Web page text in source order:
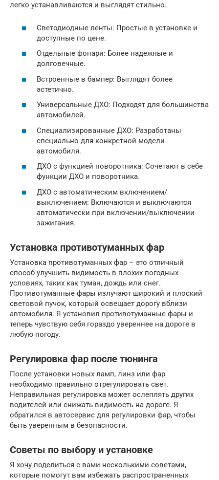
легко устанавливаются и выглядят стильно.
Светодиодные ленты: Простые в установке и
доступные по цене.
Отдельные фонари: Более надежные и
долговечные.
Встроенные в бампер: Выглядят более
эстетично.
Универсальные ДХО: Подходят для большинства
автомобилей.
Специализированные ДХО: Разработаны
специально для конкретной модели
автомобиля.
ДХО с функцией поворотника: Сочетают в себе
функции ДХО и поворотника.
ДХО с автоматическим включением/
выключением: Включаются и выключаются
автоматически при включении/выключении
зажигания.
Установка противотуманных фар
Установка противотуманных фар – это отличный
способ улучшить видимость в плохих погодных
условиях, таких как туман, дождь или снег.
Противотуманные фары излучают широкий и плоский
световой пучок, который освещает дорогу вблизи
автомобиля. Я установил противотуманные фары и
теперь чувствую себя гораздо увереннее на дороге в
любую погоду.
Регулировка фар после тюнинга
После установки новых ламп, линз или фар
необходимо правильно отрегулировать свет.
Неправильная регулировка может ослеплять других
водителей или снижать видимость на дороге. Я
обратился в автосервис для регулировки фар, чтобы
быть уверенным в безопасности.
Советы по выбору и установке
Я хочу поделиться с вами несколькими советами,
которые помогут вам избежать распространенных